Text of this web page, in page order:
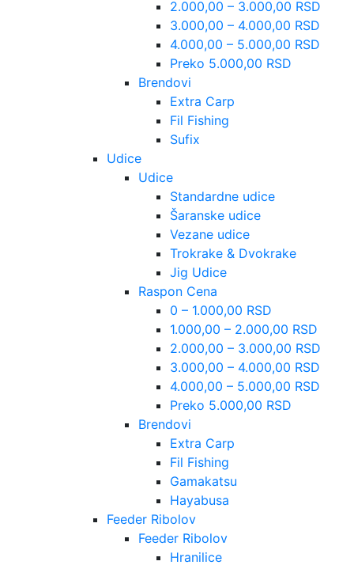
2.000,00 – 3.000,00 RSD
3.000,00 – 4.000,00 RSD
4.000,00 – 5.000,00 RSD
Preko 5.000,00 RSD
Brendovi
Extra Carp
Fil Fishing
Sufix
Udice
Udice
Standardne udice
Šaranske udice
Vezane udice
Trokrake & Dvokrake
Jig Udice
Raspon Cena
0 – 1.000,00 RSD
1.000,00 – 2.000,00 RSD
2.000,00 – 3.000,00 RSD
3.000,00 – 4.000,00 RSD
4.000,00 – 5.000,00 RSD
Preko 5.000,00 RSD
Brendovi
Extra Carp
Fil Fishing
Gamakatsu
Hayabusa
Feeder Ribolov
Feeder Ribolov
Hranilice